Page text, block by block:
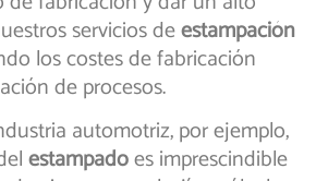
servicios deestampación
los costes de fabricación
de procesos.
automotriz, por ejemplo,
estampadoes imprescindible